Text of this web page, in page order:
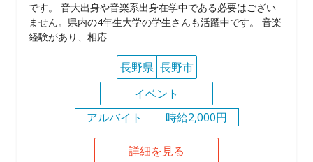
です。 音大出身や音楽系出身在学中である必要はござい
ません。県内の4年生大学の学生さんも活躍中です。 音楽
経験があり、相応
長野県 長野市
イベント
アルバイト
時給2,000円
詳細を見る